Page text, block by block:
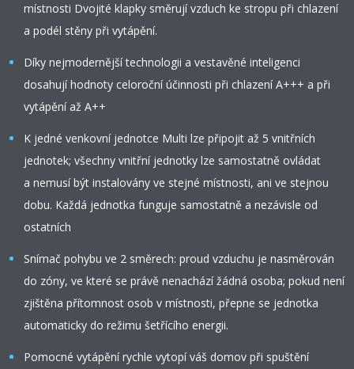
místnosti Dvojité klapky směrují vzduch ke stropu při chlazení
a podél stěny při vytápění.
Díky nejmodernější technologii a vestavěné inteligenci
dosahují hodnoty celoroční účinnosti při chlazení A+++ a při
vytápění až A++
K jedné venkovní jednotce Multi lze připojit až 5 vnitřních
jednotek; všechny vnitřní jednotky lze samostatně ovládat
a nemusí být instalovány ve stejné místnosti, ani ve stejnou
dobu. Každá jednotka funguje samostatně a nezávisle od
ostatních
Snímač pohybu ve 2 směrech: proud vzduchu je nasměrován
do zóny, ve které se právě nenachází žádná osoba; pokud není
zjištěna přítomnost osob v místnosti, přepne se jednotka
automaticky do režimu šetřícího energii.
Pomocné vytápění rychle vytopí váš domov při spuštění